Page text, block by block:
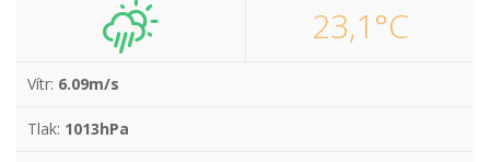
23,1°C
Vítr: 6.09m/s
Tlak: 1013hPa